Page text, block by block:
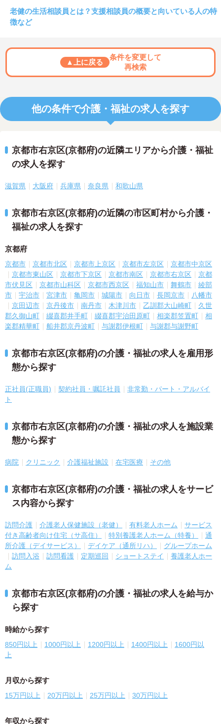
老健の生活相談員とは？支援相談員の概要と向いている人の特
徴など
▲上に戻る
条件を変更して
再検索
他の条件で介護・福祉の求人を探す
京都市右京区(京都府)の近隣エリアから介護・福祉
の求人を探す
滋賀県 大阪府 兵庫県 奈良県 和歌山県
京都市右京区(京都府)の近隣の市区町村から介護・
福祉の求人を探す
京都府
京都市 京都市北区 京都市上京区 京都市左京区
京都市中京区
京都市東山区
京都市下京区 京都市南区 京都市右京区
京都
市伏見区
京都市山科区 京都市西京区 福知山市 舞鶴市
綾部
市
宇治市 宮津市 亀岡市 城陽市 向日市 長岡京市
八幡市
京田辺市
京丹後市 南丹市 木津川市 乙訓郡大山崎町
久世
郡久御山町
綴喜郡井手町 綴喜郡宇治田原町 相楽郡笠置町
相
楽郡精華町
船井郡京丹波町 与謝郡伊根町 与謝郡与謝野町
京都市右京区(京都府)の介護・福祉の求人を雇用形
態から探す
正社員(正職員) 契約社員・嘱託社員
非常勤・パート・アルバイ
ト
京都市右京区(京都府)の介護・福祉の求人を施設業
態から探す
病院 クリニック 介護福祉施設 在宅医療 その他
京都市右京区(京都府)の介護・福祉の求人をサービ
ス内容から探す
訪問介護 介護老人保健施設（老健） 有料老人ホーム
サービス
付き高齢者向け住宅（サ高住）
特別養護老人ホーム（特養）
通
所介護（デイサービス）
デイケア（通所リハ）
グループホーム
訪問入浴
訪問看護 定期巡回 ショートステイ
養護老人ホー
ム
京都市右京区(京都府)の介護・福祉の求人を給与か
ら探す
時給から探す
850円以上 1000円以上 1200円以上 1400円以上
1600円以
上
月収から探す
15万円以上 20万円以上 25万円以上 30万円以上
年収から探す